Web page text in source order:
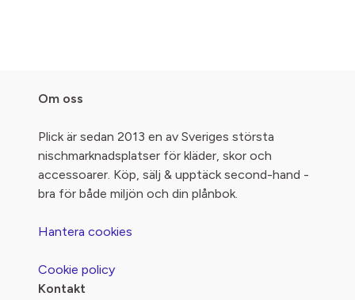
Om oss
Plick är sedan 2013 en av Sveriges största
nischmarknadsplatser för kläder, skor och
accessoarer. Köp, sälj & upptäck second-hand -
bra för både miljön och din plånbok.
Hantera cookies
Cookie policy
Kontakt